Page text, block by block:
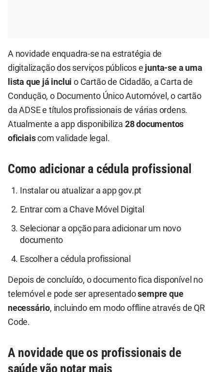
A novidade enquadra-se na estratégia de
digitalização dos serviços públicos e junta-se a uma
lista que já inclui o Cartão de Cidadão, a Carta de
Condução, o Documento Único Automóvel, o cartão
da ADSE e títulos profissionais de várias ordens.
Atualmente a app disponibiliza 28 documentos
oficiaiscom validade legal.
Como adicionar a cédula profissional
Instalar ou atualizar a app gov.pt
Entrar com a Chave Móvel Digital
Selecionar a opção para adicionar um novo
documento
Escolher a cédula profissional
Depois de concluído, o documento fica disponível no
telemóvel e pode ser apresentadosempre que
necessário, incluindo em modo offline através de QR
Code.
A novidade que os profissionais de
saúde vão notar mais